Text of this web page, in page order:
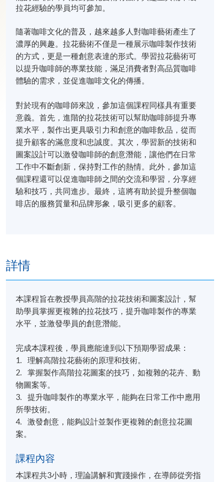
拉花經驗的學員均可參加。
隨著咖啡文化的普及，越來越多人對咖啡藝術產生了
濃厚的興趣。拉花藝術不僅是一種展示咖啡製作技術
的方式，更是一種創意表達的形式。學習拉花藝術可
以提升咖啡師的專業技能，滿足消費者對高品質咖啡
體驗的需求，並促進咖啡文化的傳播。
對於現有的咖啡師來說，參加這個課程同樣具有重要
意義。首先，進階的拉花技術可以幫助咖啡師提升專
業水平，製作出更具吸引力和創意的咖啡飲品，從而
提升顧客的滿意度和忠誠度。其次，學習新的技術和
圖案設計可以激發咖啡師的創意潛能，讓他們在日常
工作中不斷創新，保持對工作的熱情。此外，參加這
個課程還可以促進咖啡師之間的交流和學習，分享經
驗和技巧，共同進步。最終，這將有助於提升整個咖
啡店的服務質量和品牌形象，吸引更多的顧客。
詳情
本課程旨在教授學員高階的拉花技術和圖案設計，幫
助學員掌握更複雜的拉花技巧，提升咖啡製作的專業
水平，並激發學員的創意潛能。
完成本課程後，學員應能達到以下預期學習成果：
1. 理解高階拉花藝術的原理和技術。
2. 掌握製作高階拉花圖案的技巧，如複雜的花卉、動
物圖案等。
3. 提升咖啡製作的專業水平，能夠在日常工作中應用
所學技術。
4. 激發創意，能夠設計並製作更複雜的創意拉花圖
案。
課程內容
本課程共3小時，理論講解和實踐操作，在導師從旁指